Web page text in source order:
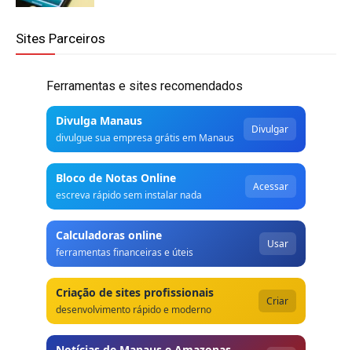
Sites Parceiros
Ferramentas e sites recomendados
Divulga Manaus
divulgue sua empresa grátis em Manaus
Divulgar
Bloco de Notas Online
escreva rápido sem instalar nada
Acessar
Calculadoras online
ferramentas financeiras e úteis
Usar
Criação de sites profissionais
desenvolvimento rápido e moderno
Criar